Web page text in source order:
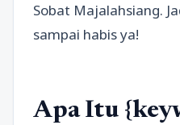
Sobat Majalahsiang.
sampai habis ya!
Apa Itu